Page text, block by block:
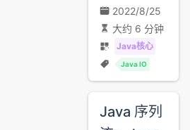
2022/8/25
大约 6 分钟
Java核心
Java IO
Java 序列